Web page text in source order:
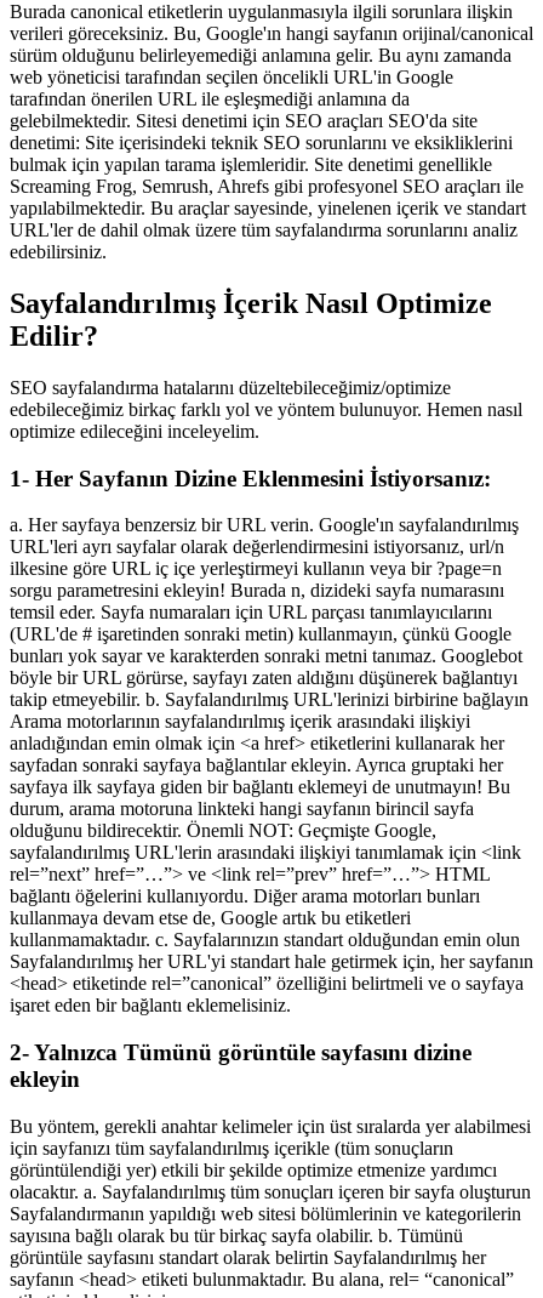
Burada canonical etiketlerin uygulanmasıyla ilgili sorunlara ilişkin
verileri göreceksiniz. Bu, Google'ın hangi sayfanın orijinal/canonical
sürüm olduğunu belirleyemediği anlamına gelir. Bu aynı zamanda
web yöneticisi tarafından seçilen öncelikli URL'in Google
tarafından önerilen URL ile eşleşmediği anlamına da
gelebilmektedir. Sitesi denetimi için SEO araçları SEO'da site
denetimi: Site içerisindeki teknik SEO sorunlarını ve eksikliklerini
bulmak için yapılan tarama işlemleridir. Site denetimi genellikle
Screaming Frog, Semrush, Ahrefs gibi profesyonel SEO araçları ile
yapılabilmektedir. Bu araçlar sayesinde, yinelenen içerik ve standart
URL'ler de dahil olmak üzere tüm sayfalandırma sorunlarını analiz
edebilirsiniz.
Sayfalandırılmış İçerik Nasıl Optimize
Edilir?
SEO sayfalandırma hatalarını düzeltebileceğimiz/optimize
edebileceğimiz birkaç farklı yol ve yöntem bulunuyor. Hemen nasıl
optimize edileceğini inceleyelim.
1- Her Sayfanın Dizine Eklenmesini İstiyorsanız:
a. Her sayfaya benzersiz bir URL verin. Google'ın sayfalandırılmış
URL'leri ayrı sayfalar olarak değerlendirmesini istiyorsanız, url/n
ilkesine göre URL iç içe yerleştirmeyi kullanın veya bir ?page=n
sorgu parametresini ekleyin! Burada n, dizideki sayfa numarasını
temsil eder. Sayfa numaraları için URL parçası tanımlayıcılarını
(URL'de # işaretinden sonraki metin) kullanmayın, çünkü Google
bunları yok sayar ve karakterden sonraki metni tanımaz. Googlebot
böyle bir URL görürse, sayfayı zaten aldığını düşünerek bağlantıyı
takip etmeyebilir. b. Sayfalandırılmış URL'lerinizi birbirine bağlayın
Arama motorlarının sayfalandırılmış içerik arasındaki ilişkiyi
anladığından emin olmak için <a href> etiketlerini kullanarak her
sayfadan sonraki sayfaya bağlantılar ekleyin. Ayrıca gruptaki her
sayfaya ilk sayfaya giden bir bağlantı eklemeyi de unutmayın! Bu
durum, arama motoruna linkteki hangi sayfanın birincil sayfa
olduğunu bildirecektir. Önemli NOT: Geçmişte Google,
sayfalandırılmış URL'lerin arasındaki ilişkiyi tanımlamak için <link
rel=”next” href=”…”> ve <link rel=”prev” href=”…”> HTML
bağlantı öğelerini kullanıyordu. Diğer arama motorları bunları
kullanmaya devam etse de, Google artık bu etiketleri
kullanmamaktadır. c. Sayfalarınızın standart olduğundan emin olun
Sayfalandırılmış her URL'yi standart hale getirmek için, her sayfanın
<head> etiketinde rel=”canonical” özelliğini belirtmeli ve o sayfaya
işaret eden bir bağlantı eklemelisiniz.
2- Yalnızca Tümünü görüntüle sayfasını dizine
ekleyin
Bu yöntem, gerekli anahtar kelimeler için üst sıralarda yer alabilmesi
için sayfanızı tüm sayfalandırılmış içerikle (tüm sonuçların
görüntülendiği yer) etkili bir şekilde optimize etmenize yardımcı
olacaktır. a. Sayfalandırılmış tüm sonuçları içeren bir sayfa oluşturun
Sayfalandırmanın yapıldığı web sitesi bölümlerinin ve kategorilerin
sayısına bağlı olarak bu tür birkaç sayfa olabilir. b. Tümünü
görüntüle sayfasını standart olarak belirtin Sayfalandırılmış her
sayfanın <head> etiketi bulunmaktadır. Bu alana, rel= “canonical”